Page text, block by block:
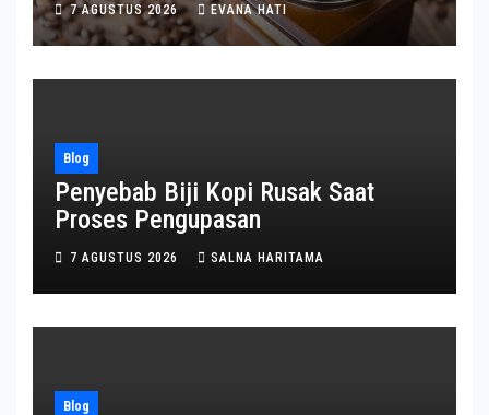
7 AGUSTUS 2026 EVANA HATI
Blog
Penyebab Biji Kopi Rusak Saat
Proses Pengupasan
7 AGUSTUS 2026 SALNA HARITAMA
Blog